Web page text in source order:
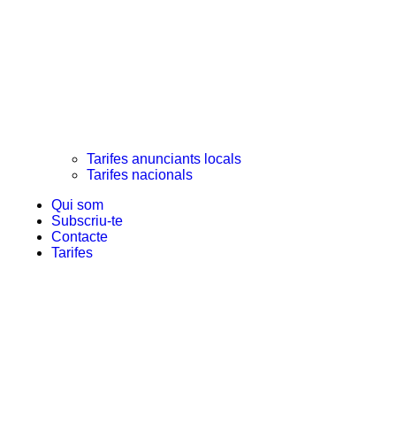
Tarifes anunciants locals
Tarifes nacionals
Qui som
Subscriu-te
Contacte
Tarifes